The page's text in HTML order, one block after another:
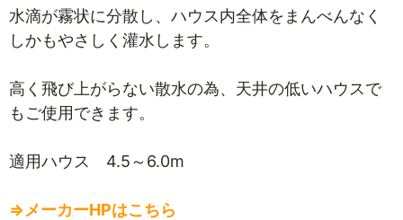
水滴が霧状に分散し、ハウス内全体をまんべんなく
しかもやさしく灌水します。
高く飛び上がらない散水の為、天井の低いハウスで
もご使用できます。
適用ハウス 4.5～6.0m
⇒メーカーHPはこちら